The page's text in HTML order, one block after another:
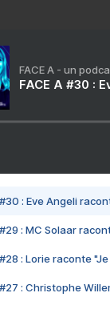
FACE A - un
FACE A #30 :
#30 : Eve Angeli
#29 : MC Solaar
#28 : Lorie raconte
#27 : Christophe